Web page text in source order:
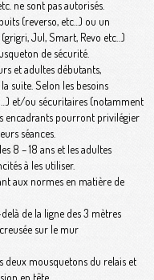
ne sont pas autorisés.
(reverso, etc…) ou un
(grigri, Jul, Smart, Revo etc…)
de sécurité.
et adultes débutants,
suite. Selon les besoins
…) et/ou sécuritaires (notamment
encadrants pourront privilégier
séances.
8 – 18 ans et les adultes
à les utiliser.
aux normes en matière de
de la ligne des 3 mètres
sur le mur
deux mousquetons du relais et
en tête.